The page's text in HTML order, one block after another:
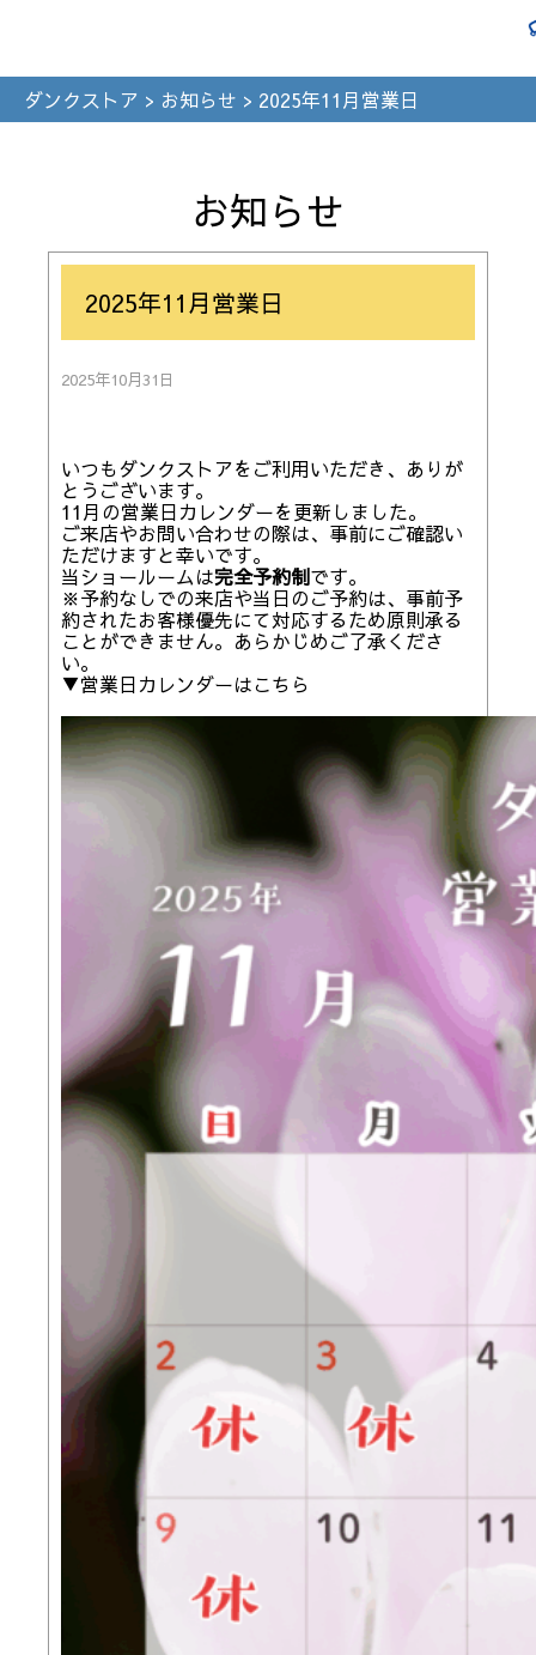
ダンクストア > お知らせ > 2025年11月営業日
お知らせ
2025年11月営業日
2025年10月31日
いつもダンクストアをご利用いただき、ありが
とうございます。
11月の営業日カレンダーを更新しました。
ご来店やお問い合わせの際は、事前にご確認い
ただけますと幸いです。
当ショールームは完全予約制です。
※予約なしでの来店や当日のご予約は、事前予
約されたお客様優先にて対応するため原則承る
ことができません。あらかじめご了承くださ
い。
▼営業日カレンダーはこちら